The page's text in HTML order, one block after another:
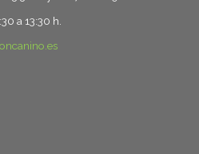
a 13:30 h.